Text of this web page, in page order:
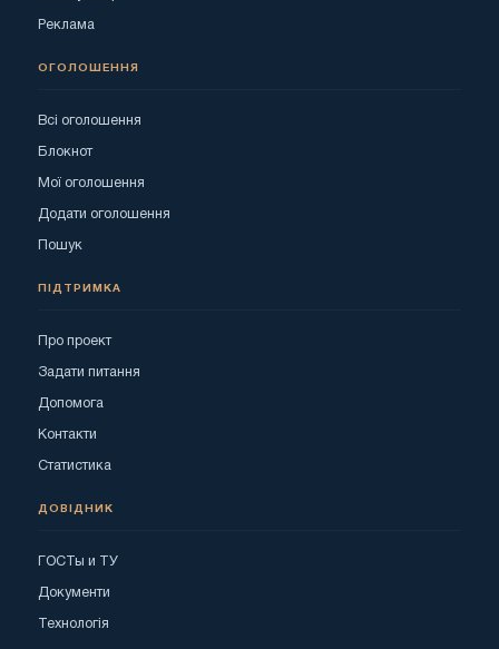
Реклама
ОГОЛОШЕННЯ
Всі оголошення
Блокнот
Мої оголошення
Додати оголошення
Пошук
ПІДТРИМКА
Про проект
Задати питання
Допомога
Контакти
Статистика
ДОВІДНИК
ГОСТы и ТУ
Документи
Технологія